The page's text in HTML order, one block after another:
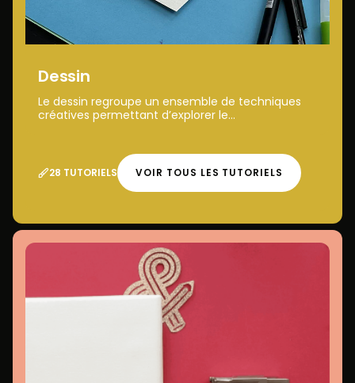
Dessin
Le dessin regroupe un ensemble de techniques
créatives permettant d’explorer le...
28 TUTORIELS VOIR TOUS LES TUTORIELS